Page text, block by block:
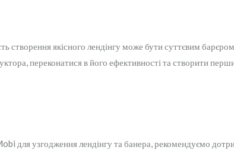
створення якісного лендінгу може бути суттєвим
переконатися в його ефективності та створити
для узгодження лендінгу та банера, рекомендуємо